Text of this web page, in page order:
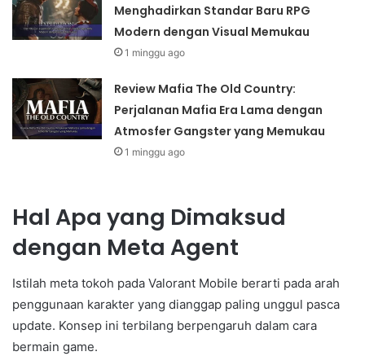
Menghadirkan Standar Baru RPG
Modern dengan Visual Memukau
1 minggu ago
Review Mafia The Old Country:
Perjalanan Mafia Era Lama dengan
Atmosfer Gangster yang Memukau
1 minggu ago
Hal Apa yang Dimaksud
dengan Meta Agent
Istilah meta tokoh pada Valorant Mobile berarti pada arah
penggunaan karakter yang dianggap paling unggul pasca
update. Konsep ini terbilang berpengaruh dalam cara
bermain game.